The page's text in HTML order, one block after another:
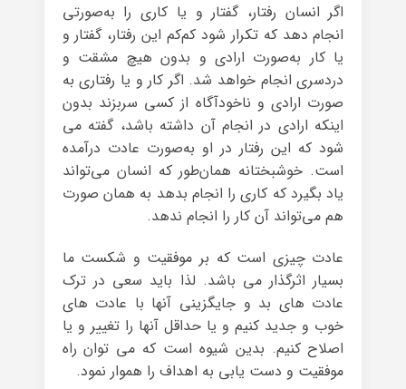
اگر انسان رفتار، گفتار و یا کاری را به‌صورتی
انجام دهد که تکرار شود کم‌کم این رفتار، گفتار و
یا کار به‌صورت ارادی و بدون هیچ مشقت و
دردسری انجام خواهد شد. اگر کار و یا رفتاری به‌
صورت ارادی و ناخودآگاه از کسی سربزند بدون
اینکه ارادی در انجام آن داشته باشد، گفته می
شود که این رفتار در او به‌صورت عادت درآمده
است. خوشبختانه همان‌طور که انسان می‌تواند
یاد بگیرد که کاری را انجام بدهد به همان صورت
هم می‌تواند آن کار را انجام ندهد.
عادت چیزی است که بر موفقیت و شکست ما
بسیار اثرگذار می باشد. لذا باید سعی در ترک
عادت های بد و جایگزینی آنها با عادت های
خوب و جدید کنیم و یا حداقل آنها را تغییر و یا
اصلاح کنیم. بدین شیوه است که می توان راه
موفقیت و دست یابی به اهداف را هموار نمود.